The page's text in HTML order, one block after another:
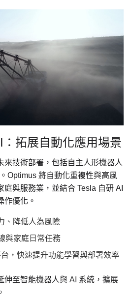
拓展自動化應用場景
來技術部署，包括自主人形機器人
Optimus 將自動化重複性與高風
庭與服務業，並結合 Tesla 自研 AI
作優化。
、降低人為風險
與家庭日常任務
，快速提升功能學習與部署效率
伸至智能機器人與 AI 系統，擴展